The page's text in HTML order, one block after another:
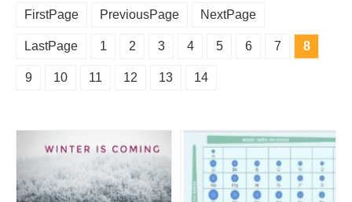
FirstPage PreviousPage NextPage
LastPage 1 2 3 4 5 6 7 8
9 10 11 12 13 14